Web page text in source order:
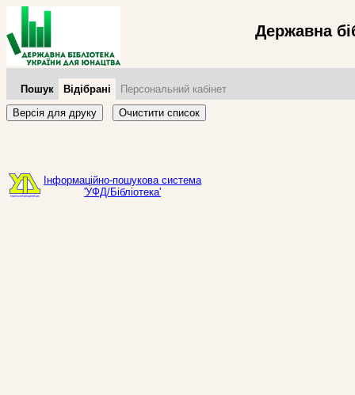
Державна
Пошук Відібрані
Персональний кабінет
Версія для друку
Очистити список
Інформаційно-пошукова система
'УФД/Бібліотека'